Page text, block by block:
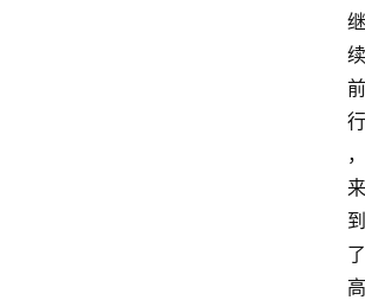
继
续
前
行
，
来
到
了
高